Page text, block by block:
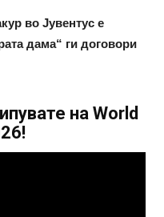
на праг на Лондон!
Влаховиќ!
во Јувентус е
дама“ ги договори
на World